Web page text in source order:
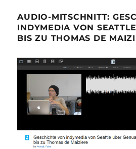
AUDIO-MITSCHNITT:
INDYMEDIA VON
BIS ZU THOMAS DE